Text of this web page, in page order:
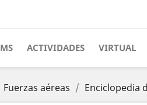
ACTIVIDADES VIRTUAL
Fuerzas aéreas Enciclopedia